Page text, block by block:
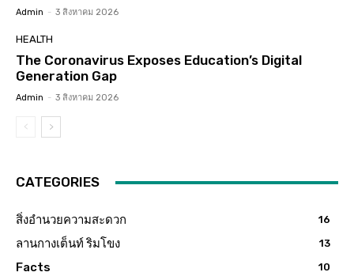
Admin - 3 สิงหาคม 2026
HEALTH
The Coronavirus Exposes Education’s Digital
Generation Gap
Admin - 3 สิงหาคม 2026
CATEGORIES
สิ่งอำนวยความสะดวก 16
ลานกางเต็นท์ ริมโขง 13
Facts 10